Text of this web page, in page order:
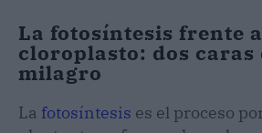
La fotosíntesis frente
cloroplasto: dos caras
milagro
La fotosíntesis es el proceso